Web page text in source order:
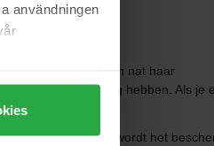
användningen
Het product wordt in nat haar
en liefde nodig hebben. Als je
te borstelen en wordt het